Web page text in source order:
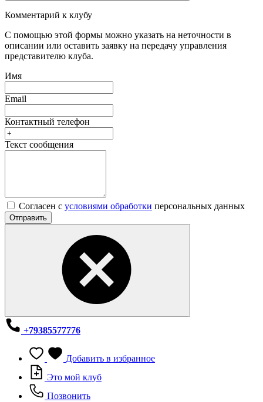
Комментарий к клубу
С помощью этой формы можно указать на неточности в
описании или оставить заявку на передачу управления
представителю клуба.
Имя
Email
Контактный телефон
Текст сообщения
Согласен с условиями обработки персональных данных
Отправить
+79385577776
Добавить в избранное
Это мой клуб
Позвонить